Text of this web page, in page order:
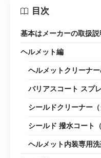
目次
基本はメーカーの取扱説
ヘルメット編
ヘルメットクリーナ
バリアスコート スプ
シールドクリーナー（
シールド 撥水コート
ヘルメット内装専用洗